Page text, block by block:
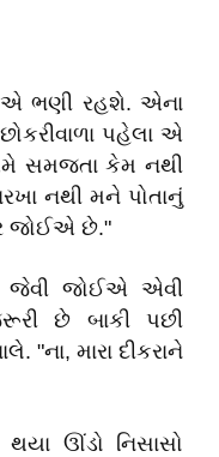
એ ભણી રહશે. એના
પહેલા એ
સમજતા કેમ નથી
નથી મને પોતાનું
જોઈએ છે."
જેવી જોઈએ એવી
છે બાકી પછી
"ના, મારા દીકરાને
ઊંડો નિસાસો